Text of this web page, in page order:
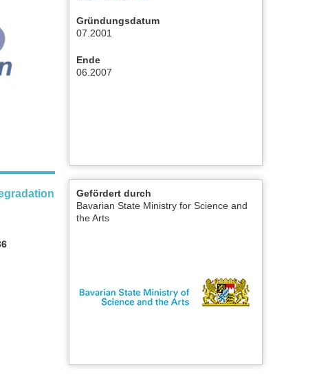
Gründungsdatum
07.2001
Ende
06.2007
Gefördert durch
Bavarian State Ministry for Science and
the Arts